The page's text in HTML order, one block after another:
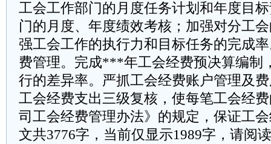
工会工作部门的月度任务计划和年度目
门的月度、年度绩效考核；加强对分工
强工会工作的执行力和目标任务的完成
费管理。完成***年工会经费预决算编制
行的差异率。严抓工会经费账户管理及
工会经费支出三级复核，使每笔工会经
司工会经费管理办法》的规定，保证工
文共3776字，当前仅显示1989字，请阅